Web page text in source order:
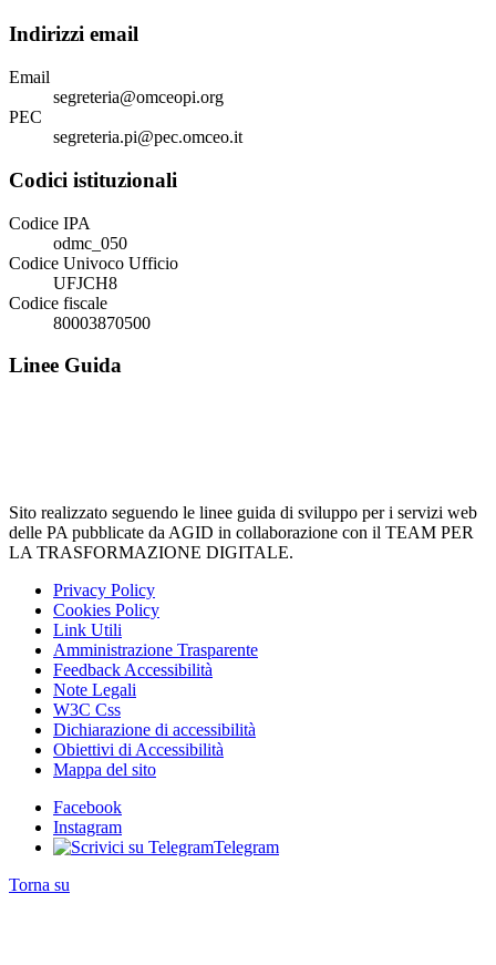
Indirizzi email
Email
segreteria@omceopi.org
PEC
segreteria.pi@pec.omceo.it
Codici istituzionali
Codice IPA
odmc_050
Codice Univoco Ufficio
UFJCH8
Codice fiscale
80003870500
Linee Guida
Sito realizzato seguendo le linee guida di sviluppo per i servizi web
delle PA pubblicate da AGID in collaborazione con il TEAM PER
LA TRASFORMAZIONE DIGITALE.
Privacy Policy
Cookies Policy
Link Utili
Amministrazione Trasparente
Feedback Accessibilità
Note Legali
W3C Css
Dichiarazione di accessibilità
Obiettivi di Accessibilità
Mappa del sito
Facebook
Instagram
Telegram
Torna su